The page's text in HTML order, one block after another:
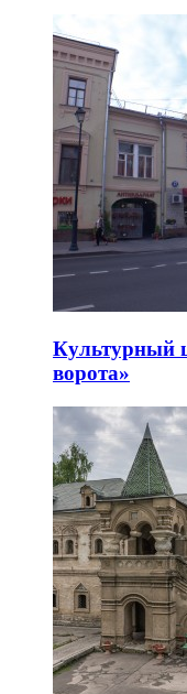
Культурный
ворота»